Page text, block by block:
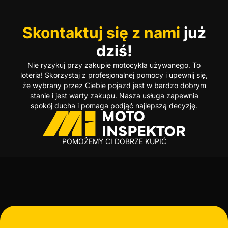
Skontaktuj się z nami już
dziś!
Nie ryzykuj przy zakupie motocykla używanego. To
loteria! Skorzystaj z profesjonalnej pomocy i upewnij się,
że wybrany przez Ciebie pojazd jest w bardzo dobrym
stanie i jest warty zakupu. Nasza usługa zapewnia
spokój ducha i pomaga podjąć najlepszą decyzję.
POMOŻEMY CI DOBRZE KUPIĆ